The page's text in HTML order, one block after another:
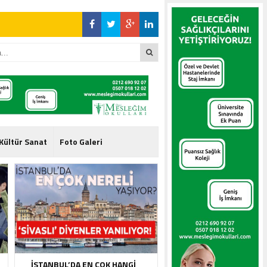
İlişkin
Gündeme İlişkin
Kültür Sanat Foto Galeri
İSTANBUL’DA EN ÇOK HANGI